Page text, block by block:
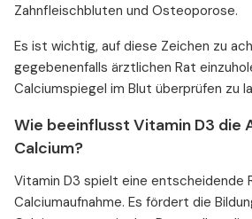
Zahnfleischbluten und Osteoporose.
Es ist wichtig, auf diese Zeichen zu
gegebenenfalls ärztlichen Rat
Calciumspiegel im Blut überprüfen zu
Wie beeinflusst Vitamin D3 die
Calcium?
Vitamin D3 spielt eine entscheidende
Calciumaufnahme. Es fördert die